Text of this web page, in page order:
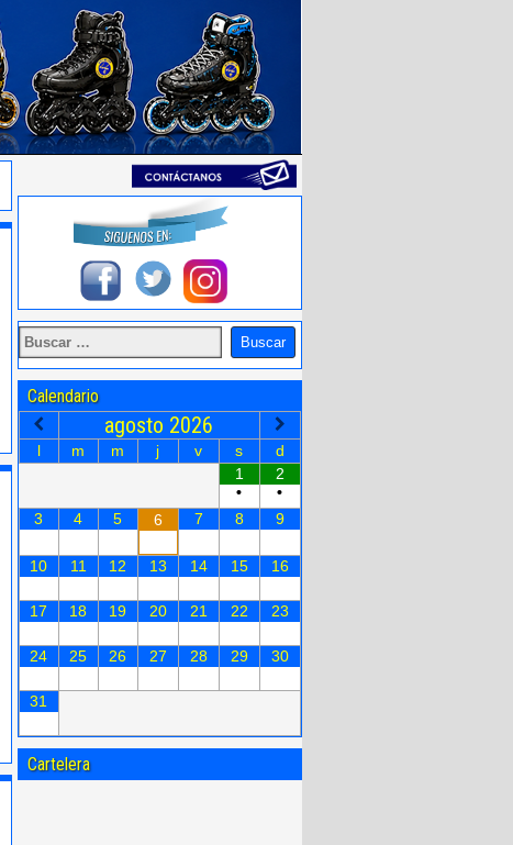
Calendario
agosto 2026
l m m j v s
d
1
•
2
•
3
4 5 6 7 8 9
10 11 12 13 14 15 16
17 18 19 20 21 22 23
24 25 26 27 28 29 30
31
Cartelera